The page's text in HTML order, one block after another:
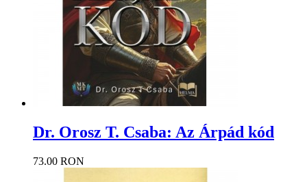
Dr. Orosz T. Csaba: Az Árpád kód
73.00 RON